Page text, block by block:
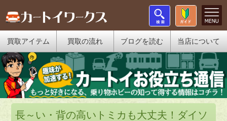
買取アイテム 買取の流れ ブログを読む 当店について
長～い・背の高いトミカも大丈夫！ダイソ